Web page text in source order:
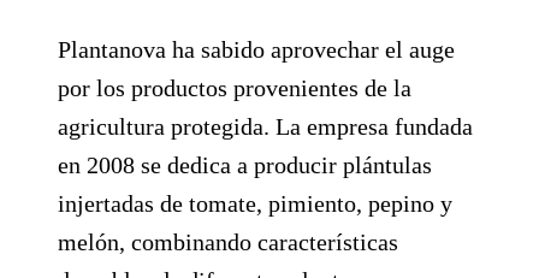
Plantanova ha sabido aprovechar el auge
por los productos provenientes de la
agricultura protegida. La empresa fundada
en 2008 se dedica a producir plántulas
injertadas de tomate, pimiento, pepino y
melón, combinando características